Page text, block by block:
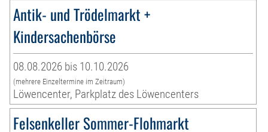
Antik- und Trödelmarkt +
Kindersachenbörse
08.08.2026 bis 10.10.2026
(mehrere Einzeltermine im Zeitraum)
Löwencenter, Parkplatz des Löwencenters
Felsenkeller Sommer-Flohmarkt